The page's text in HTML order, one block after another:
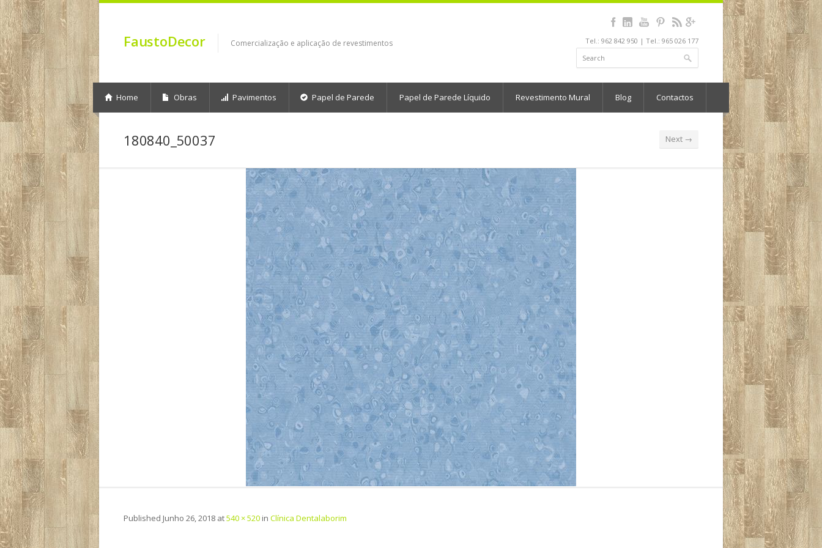
FaustoDecor Comercialização e aplicação de revestimentos Tel.: 962 842 950 | Tel.: 965 026 177
Home Obras Pavimentos Papel de Parede Papel de Parede Líquido Revestimento Mural Blog Contactos
180840_50037 Next →
Published Junho 26, 2018 at540 × 520 in Clínica Dentalaborim